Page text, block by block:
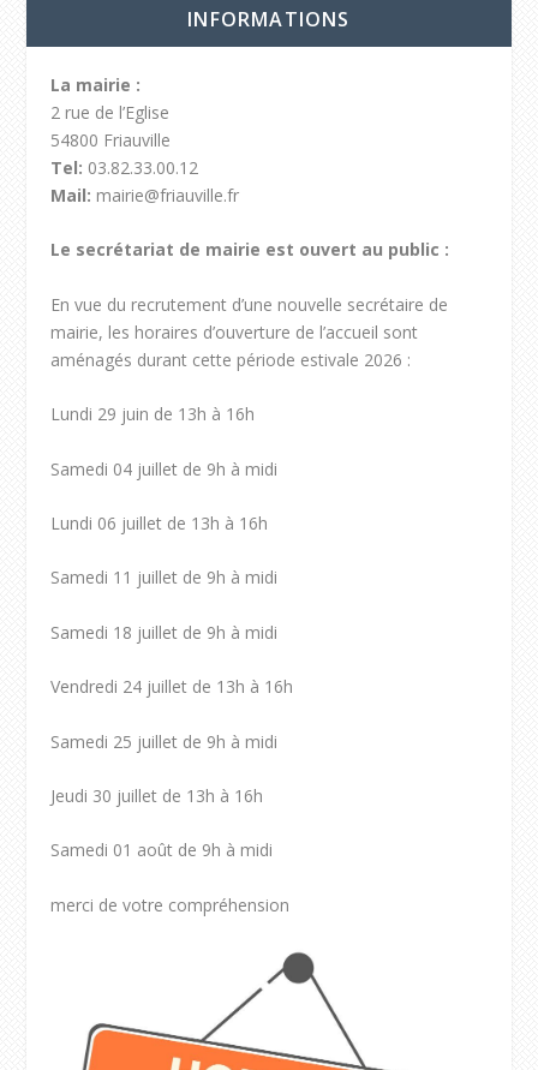
INFORMATIONS
La mairie :
2 rue de l’Eglise
54800 Friauville
Tel: 03.82.33.00.12
Mail: mairie@friauville.fr
Le secrétariat de mairie est ouvert au public :
En vue du recrutement d’une nouvelle secrétaire de
mairie, les horaires d’ouverture de l’accueil sont
aménagés durant cette période estivale 2026 :
Lundi 29 juin de 13h à 16h
Samedi 04 juillet de 9h à midi
Lundi 06 juillet de 13h à 16h
Samedi 11 juillet de 9h à midi
Samedi 18 juillet de 9h à midi
Vendredi 24 juillet de 13h à 16h
Samedi 25 juillet de 9h à midi
Jeudi 30 juillet de 13h à 16h
Samedi 01 août de 9h à midi
merci de votre compréhension